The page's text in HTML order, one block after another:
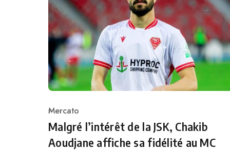
Category
Mercato
Malgré l’intérêt de la JSK, Chakib
Aoudjane affiche sa fidélité au MC